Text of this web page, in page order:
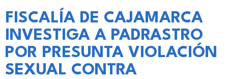
FISCALÍA DE CAJAMARCA
INVESTIGA A PADRASTRO
POR PRESUNTA VIOLACIÓN
SEXUAL CONTRA